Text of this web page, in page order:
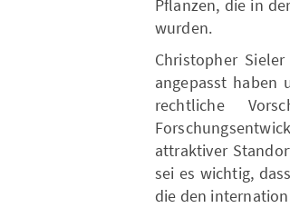
Pflanzen, die in
wurden.
Christopher
angepasst haben
rechtliche
attraktiver
sei es wichtig,
die den